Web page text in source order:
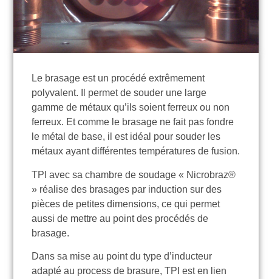
Le brasage est un procédé extrêmement
polyvalent. Il permet de souder une large
gamme de métaux qu’ils soient ferreux ou non
ferreux. Et comme le brasage ne fait pas fondre
le métal de base, il est idéal pour souder les
métaux ayant différentes températures de fusion.
TPI avec sa chambre de soudage « Nicrobraz®
» réalise des brasages par induction sur des
pièces de petites dimensions, ce qui permet
aussi de mettre au point des procédés de
brasage.
Dans sa mise au point du type d’inducteur
adapté au process de brasure, TPI est en lien